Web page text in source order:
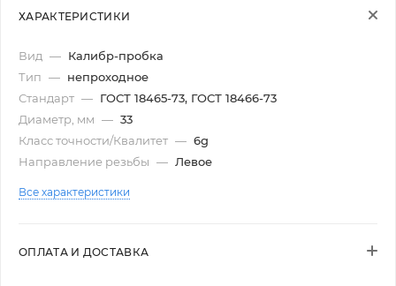
ХАРАКТЕРИСТИКИ
Вид — Калибр-пробка
Тип — непроходное
Стандарт — ГОСТ 18465-73, ГОСТ 18466-73
Диаметр, мм — 33
Класс точности/Квалитет — 6g
Направление резьбы — Левое
Все характеристики
ОПЛАТА И ДОСТАВКА